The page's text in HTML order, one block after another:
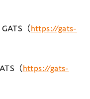
（https://gats-
（https://gats-